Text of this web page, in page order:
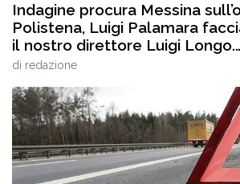
Indagine procura Messina
Polistena, Luigi Palamara faccia
il nostro direttore Luigi Longo.
VIDEOINTERVISTA
di redazione